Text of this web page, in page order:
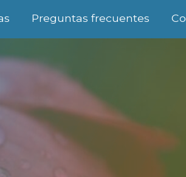
Preguntas frecuentes